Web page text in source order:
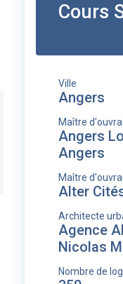
Cours
Ville
Angers
Maître
Angers
Angers
Maître
Alter
Architecte
Agence
Nicolas
Nombre de